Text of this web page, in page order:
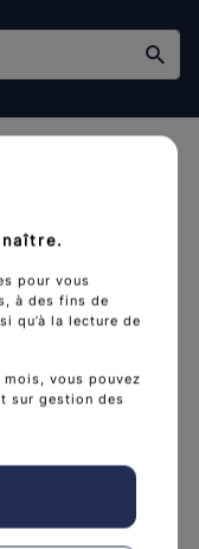
d'expertise
de l’État.
pour vous
à des fins de
qu’à la lecture de
vous pouvez
sur gestion des